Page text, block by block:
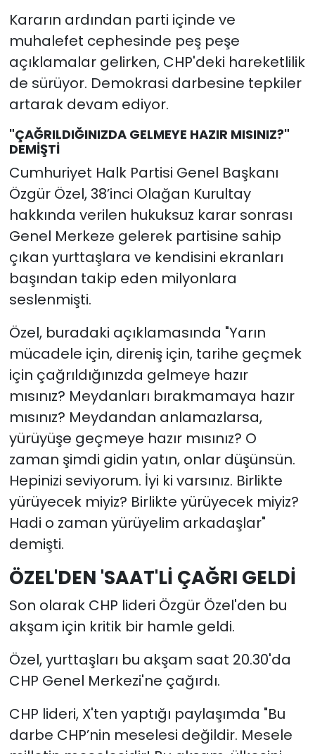
Kararın ardından parti içinde ve
muhalefet cephesinde peş peşe
açıklamalar gelirken, CHP'deki hareketlilik
de sürüyor. Demokrasi darbesine tepkiler
artarak devam ediyor.
"ÇAĞRILDIĞINIZDA GELMEYE HAZIR MISINIZ?"
DEMİŞTİ
Cumhuriyet Halk Partisi Genel Başkanı
Özgür Özel, 38’inci Olağan Kurultay
hakkında verilen hukuksuz karar sonrası
Genel Merkeze gelerek partisine sahip
çıkan yurttaşlara ve kendisini ekranları
başından takip eden milyonlara
seslenmişti.
Özel, buradaki açıklamasında "Yarın
mücadele için, direniş için, tarihe geçmek
için çağrıldığınızda gelmeye hazır
mısınız? Meydanları bırakmamaya hazır
mısınız? Meydandan anlamazlarsa,
yürüyüşe geçmeye hazır mısınız? O
zaman şimdi gidin yatın, onlar düşünsün.
Hepinizi seviyorum. İyi ki varsınız. Birlikte
yürüyecek miyiz? Birlikte yürüyecek miyiz?
Hadi o zaman yürüyelim arkadaşlar"
demişti.
ÖZEL'DEN 'SAAT'Lİ ÇAĞRI GELDİ
Son olarak CHP lideri Özgür Özel'den bu
akşam için kritik bir hamle geldi.
Özel, yurttaşları bu akşam saat 20.30'da
CHP Genel Merkezi'ne çağırdı.
CHP lideri, X'ten yaptığı paylaşımda "Bu
darbe CHP’nin meselesi değildir. Mesele